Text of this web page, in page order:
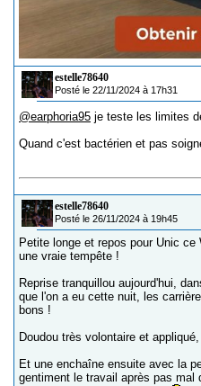
estelle78640
Posté le 22/11/2024 à 17h31
@earphoria95 je teste les limites
Quand c'est bactérien et pas
estelle78640
Posté le 26/11/2024 à 19h45
Petite longe et repos pour Unic
une vraie tempête !
Reprise tranquillou aujourd'hui,
que l'on a eu cette nuit, les
bons !
Doudou très volontaire et
Et une enchaîne ensuite avec la
gentiment le travail après pas mal